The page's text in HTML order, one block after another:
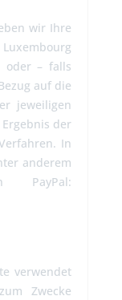
wir Ihre
oder – falls
auf die
jeweiligen
der
In
anderem
PayPal:
verwendet
Zwecke